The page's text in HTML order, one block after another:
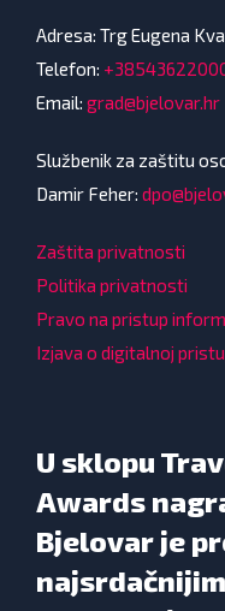
Adresa: Trg Eugena
Telefon:
Email: grad@bjelovar.hr
Službenik za zaštitu
Damir Feher:
Zaštita privatnosti
Politika privatnosti
Pravo na pristup
Izjava o digitalnoj
U sklopu
Awards
Bjelovar je